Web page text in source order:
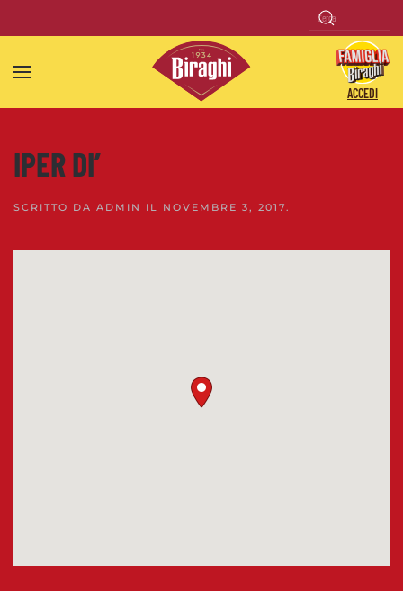
Skip to main content
ACCEDI
IPER DI’
SCRITTO DA ADMIN IL NOVEMBRE 3, 2017.